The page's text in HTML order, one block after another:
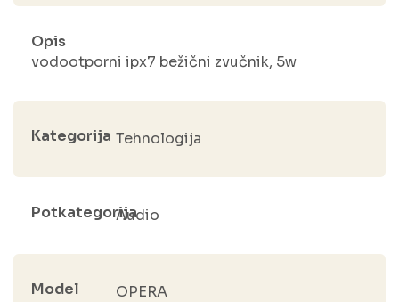
Opis
vodootporni ipx7 bežični zvučnik, 5w
Kategorija Tehnologija
PotkategorijaAudio
Model OPERA